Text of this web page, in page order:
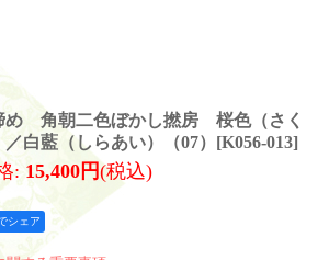
め 角朝二色ぼかし撚房 桜色（さく
白藍（しらあい）（07） [K056-013]
: 15,400円(税込)
シェア